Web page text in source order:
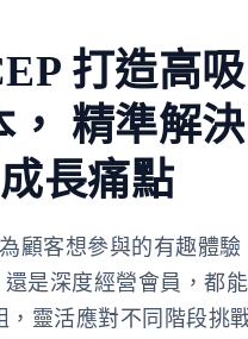
打造高
精準解
成長痛點
顧客想參與的有趣體驗
是深度經營會員，都
，靈活應對不同階段挑